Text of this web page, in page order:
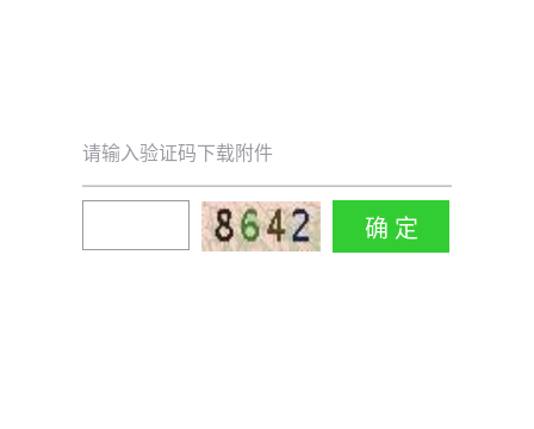
请输入验证码下载附件